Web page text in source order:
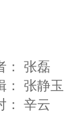
： 张磊
： 张静玉